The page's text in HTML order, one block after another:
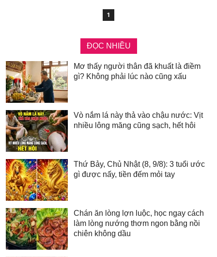
1
ĐỌC NHIỀU
Mơ thấy người thân đã khuất là điềm
gì? Không phải lúc nào cũng xấu
Vò nắm lá này thả vào chậu nước: Vịt
nhiều lông măng cũng sạch, hết hôi
Thứ Bảy, Chủ Nhật (8, 9/8): 3 tuổi ước
gì được nấy, tiền đếm mỏi tay
Chán ăn lòng lợn luộc, học ngay cách
làm lòng nướng thơm ngon bằng nồi
chiên không dầu